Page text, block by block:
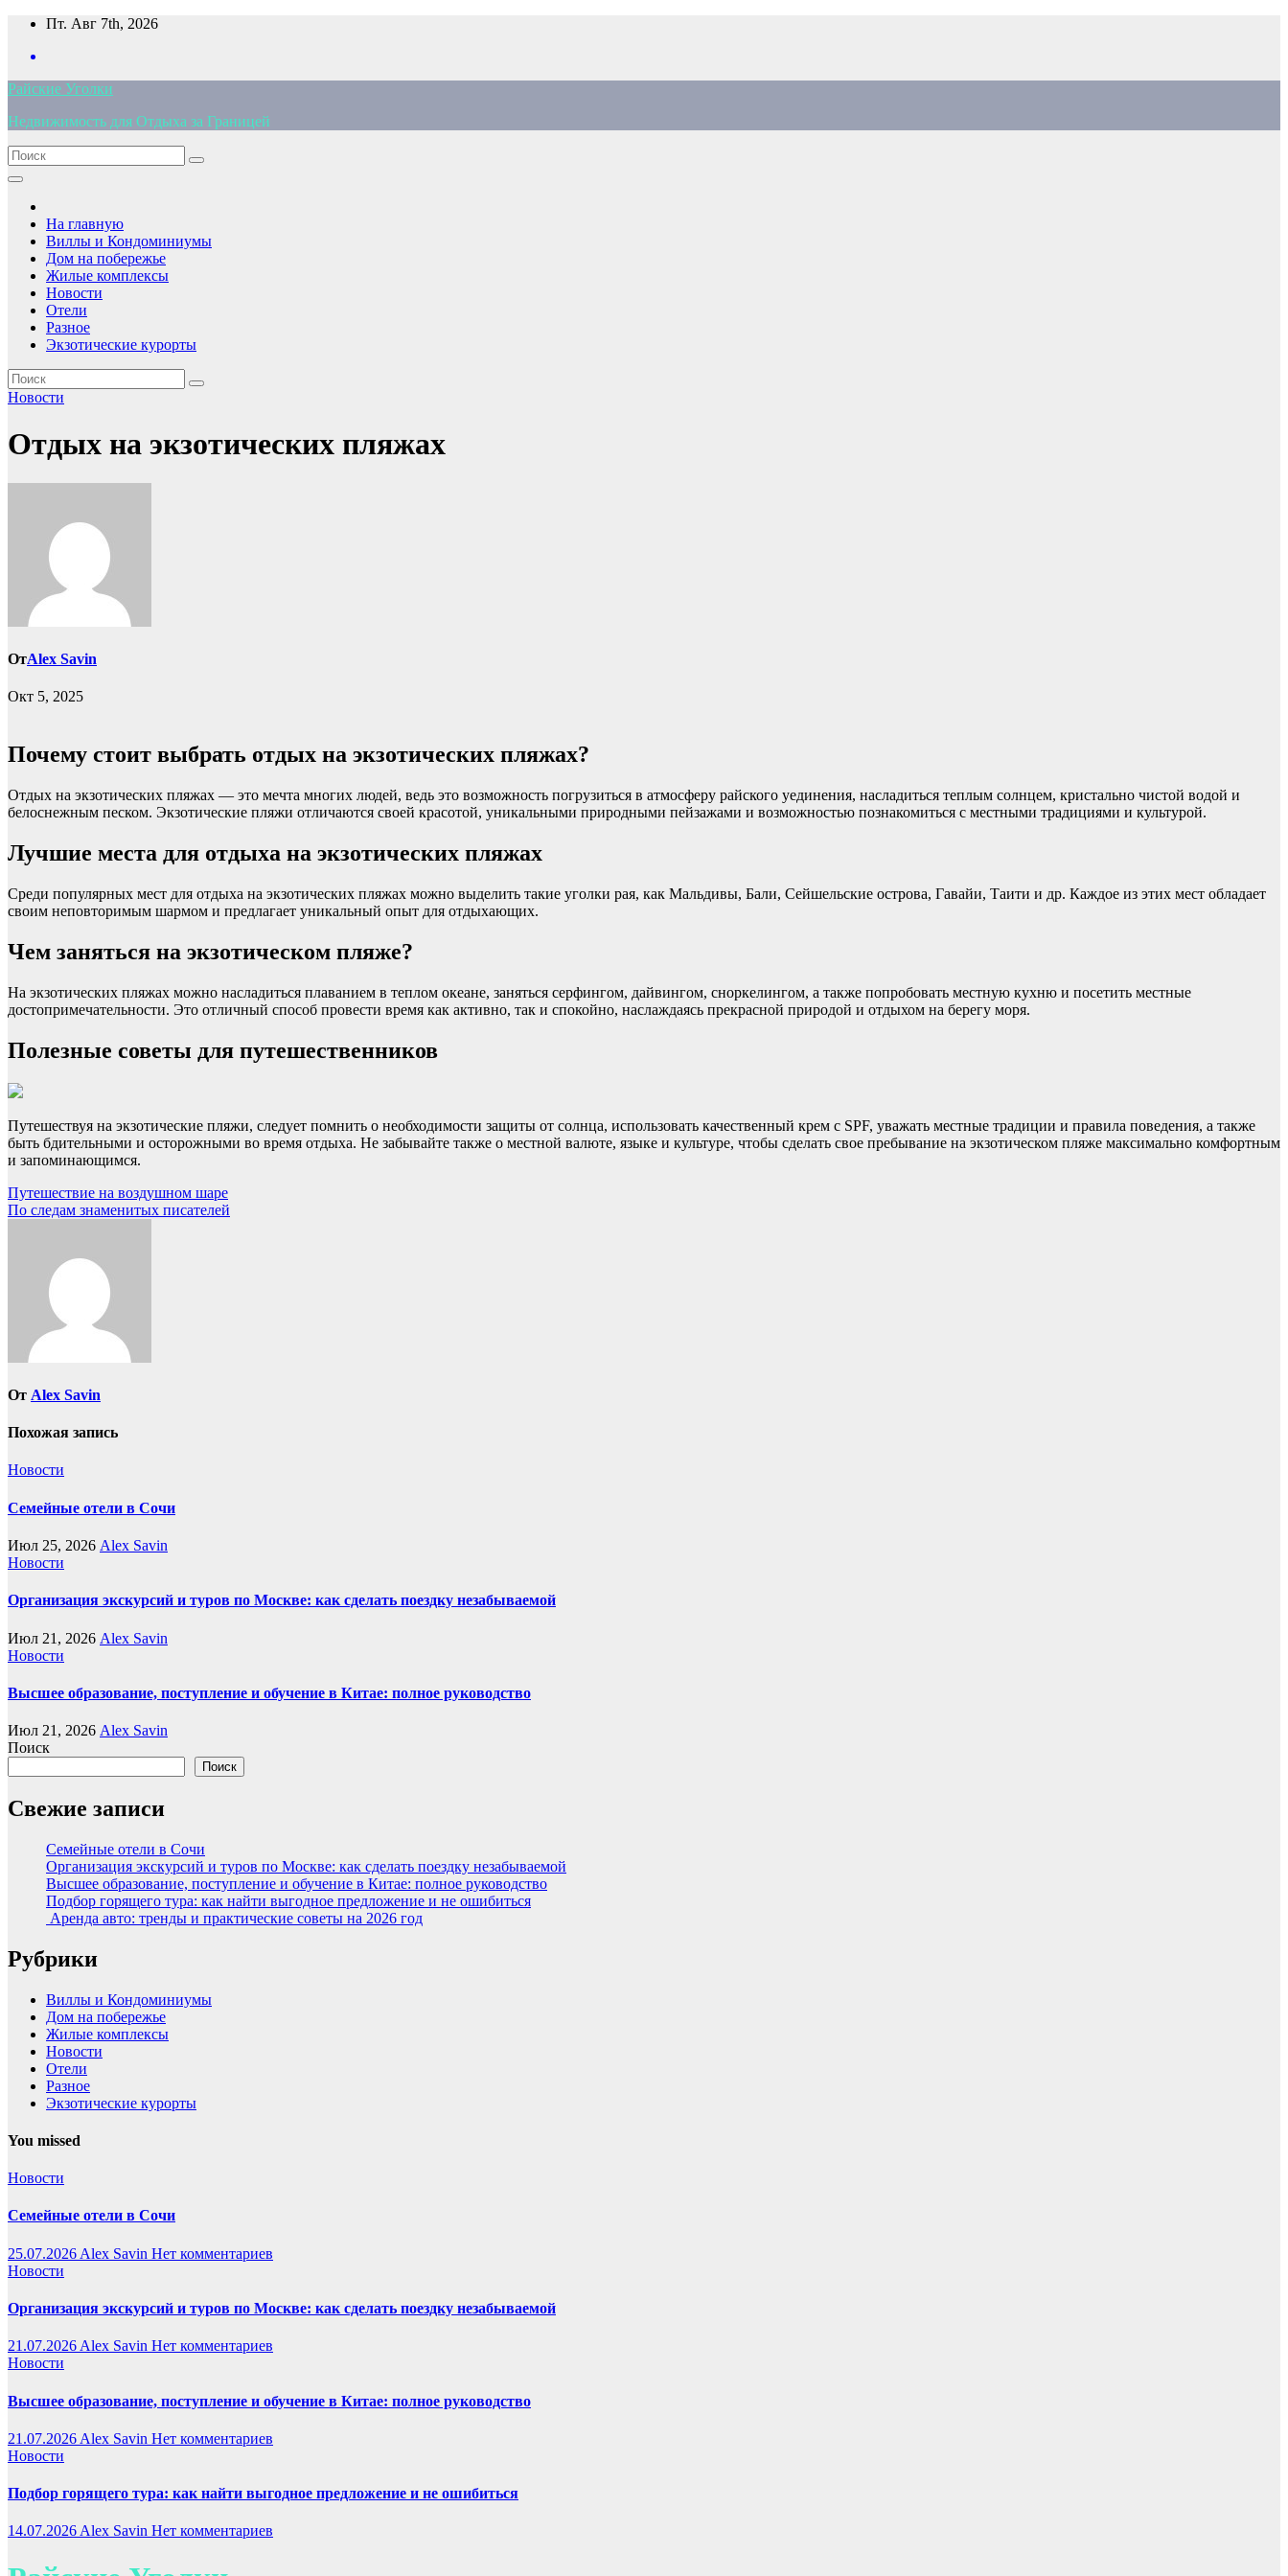
Перейти
содержимому
Пт. Авг 7th, 2026
Райские Уголки
Недвижимость для Отдыха за Границей
На главную
Виллы и Кондоминиумы
Дом на побережье
Жилые комплексы
Новости
Отели
Разное
Экзотические курорты
Новости
Отдых на экзотических пляжах
ОтAlex Savin
Окт 5, 2025
Почему стоит выбрать отдых на экзотических пляжах?
Отдых на экзотических пляжах — это мечта многих людей, ведь это возможность погрузиться в атмосферу райского уединения, насладиться теплым солнцем, кристально чистой водой и
белоснежным песком. Экзотические пляжи отличаются своей красотой, уникальными природными пейзажами и возможностью познакомиться с местными традициями и культурой.
Лучшие места для отдыха на экзотических пляжах
Среди популярных мест для отдыха на экзотических пляжах можно выделить такие уголки рая, как Мальдивы, Бали, Сейшельские острова, Гавайи, Таити и др. Каждое из этих мест обладает
своим неповторимым шармом и предлагает уникальный опыт для отдыхающих.
Чем заняться на экзотическом пляже?
На экзотических пляжах можно насладиться плаванием в теплом океане, заняться серфингом, дайвингом, сноркелингом, а также попробовать местную кухню и посетить местные
достопримечательности. Это отличный способ провести время как активно, так и спокойно, наслаждаясь прекрасной природой и отдыхом на берегу моря.
Полезные советы для путешественников
Путешествуя на экзотические пляжи, следует помнить о необходимости защиты от солнца, использовать качественный крем с SPF, уважать местные традиции и правила поведения, а также
быть бдительными и осторожными во время отдыха. Не забывайте также о местной валюте, языке и культуре, чтобы сделать свое пребывание на экзотическом пляже максимально комфортным
и запоминающимся.
Навигация
по
Путешествие на воздушном шаре
По следам знаменитых писателей
От Alex Savin
Похожая запись
Новости
Семейные отели в Сочи
Июл 25, 2026 Alex Savin
Новости
Организация экскурсий и туров по Москве: как сделать поездку незабываемой
Июл 21, 2026 Alex Savin
Новости
Высшее образование, поступление и обучение в Китае: полное руководство
Июл 21, 2026 Alex Savin
Поиск
Поиск
Свежие записи
Семейные отели в Сочи
Организация экскурсий и туров по Москве: как сделать поездку незабываемой
Высшее образование, поступление и обучение в Китае: полное руководство
Подбор горящего тура: как найти выгодное предложение и не ошибиться
Аренда авто: тренды и практические советы на 2026 год
Рубрики
Виллы и Кондоминиумы
Дом на побережье
Жилые комплексы
Новости
Отели
Разное
Экзотические курорты
You missed
Новости
Семейные отели в Сочи
25.07.2026 Alex Savin Нет комментариев
Новости
Организация экскурсий и туров по Москве: как сделать поездку незабываемой
21.07.2026 Alex Savin Нет комментариев
Новости
Высшее образование, поступление и обучение в Китае: полное руководство
21.07.2026 Alex Savin Нет комментариев
Новости
Подбор горящего тура: как найти выгодное предложение и не ошибиться
14.07.2026 Alex Savin Нет комментариев